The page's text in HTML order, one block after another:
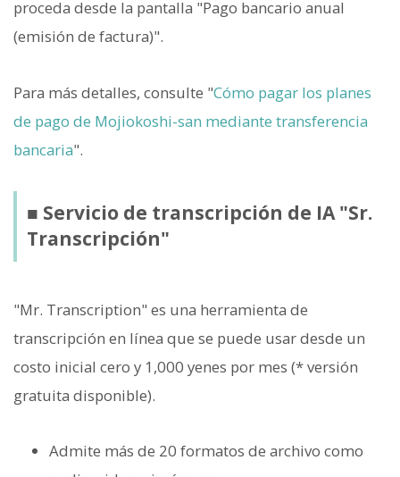
proceda desde la pantalla "Pago bancario anual
(emisión de factura)".
Para más detalles, consulte "Cómo pagar los planes
de pago de Mojiokoshi-san mediante transferencia
bancaria".
■ Servicio de transcripción de IA "Sr.
Transcripción"
"Mr. Transcription" es una herramienta de
transcripción en línea que se puede usar desde un
costo inicial cero y 1,000 yenes por mes (* versión
gratuita disponible).
Admite más de 20 formatos de archivo como